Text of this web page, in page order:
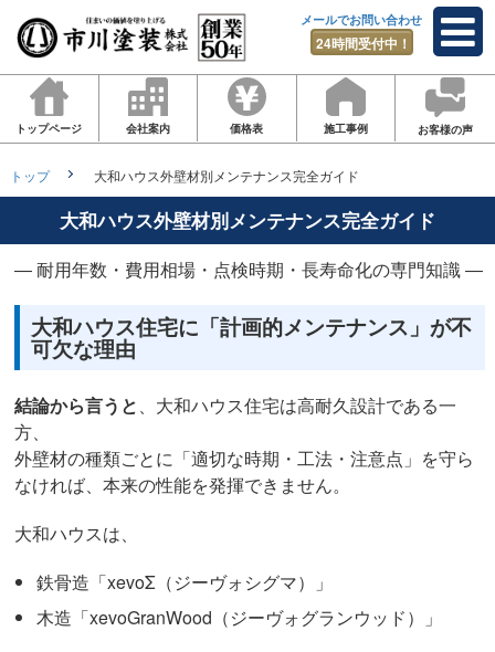
メールでお問い合わせ
24時間受付中！
トップページ 会社案内 価格表 施工事例 お客様の声
トップ 大和ハウス外壁材別メンテナンス完全ガイド
大和ハウス外壁材別メンテナンス完全ガイド
― 耐用年数・費用相場・点検時期・長寿命化の専門知識 ―
大和ハウス住宅に「計画的メンテナンス」が不
可欠な理由
結論から言うと、大和ハウス住宅は高耐久設計である一
方、
外壁材の種類ごとに「適切な時期・工法・注意点」を守ら
なければ、本来の性能を発揮できません。
大和ハウスは、
鉄骨造「xevoΣ（ジーヴォシグマ）」
木造「xevoGranWood（ジーヴォグランウッド）」